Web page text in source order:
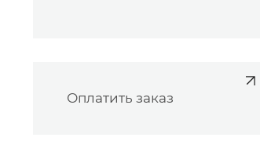
Оплатить заказ